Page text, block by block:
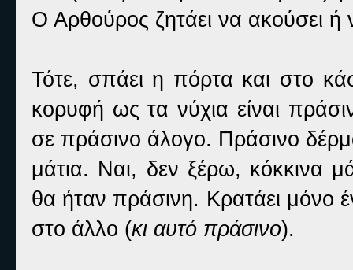
Ο Αρθούρος ζητάει να ακούσει ή
Τότε, σπάει η πόρτα και στο
κορυφή ως τα νύχια είναι
σε πράσινο άλογο. Πράσινο
μάτια. Ναι, δεν ξέρω, κόκκινα
θα ήταν πράσινη. Κρατάει μόνο
στο άλλο (κι αυτό πράσινο).